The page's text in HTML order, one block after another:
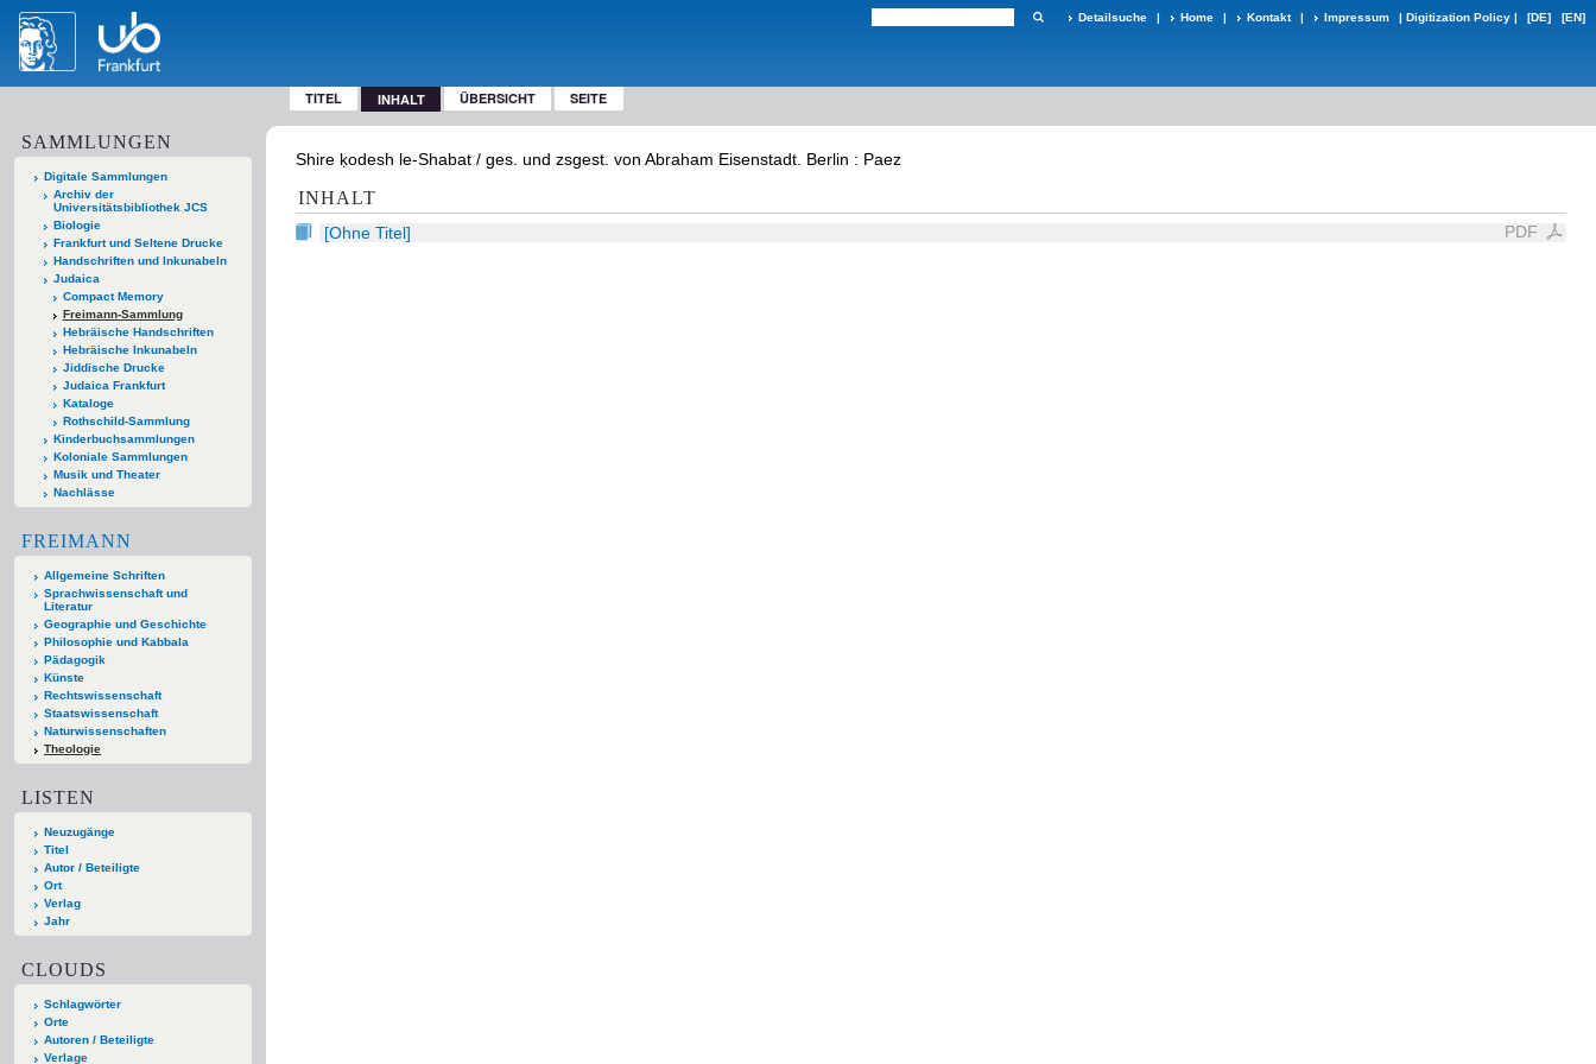
Detailsuche | Home | Kontakt | Impressum | Digitization Policy | [DE] [EN]
TITEL INHALT ÜBERSICHT SEITE
SAMMLUNGEN
Digitale Sammlungen
Archiv der
Universitätsbibliothek JCS
Biologie
Frankfurt und Seltene Drucke
Handschriften und Inkunabeln
Judaica
Compact Memory
Freimann-Sammlung
Hebräische Handschriften
Hebräische Inkunabeln
Jiddische Drucke
Judaica Frankfurt
Kataloge
Rothschild-Sammlung
Kinderbuchsammlungen
Koloniale Sammlungen
Musik und Theater
Nachlässe
FREIMANN
Allgemeine Schriften
Sprachwissenschaft und
Literatur
Geographie und Geschichte
Philosophie und Kabbala
Pädagogik
Künste
Rechtswissenschaft
Staatswissenschaft
Naturwissenschaften
Theologie
LISTEN
Neuzugänge
Titel
Autor / Beteiligte
Ort
Verlag
Jahr
CLOUDS
Schlagwörter
Orte
Autoren / Beteiligte
Verlage
Shire ḳodesh le-Shabat / ges. und zsgest. von Abraham Eisenstadt. Berlin : Paez
INHALT
PDF
[Ohne Titel]